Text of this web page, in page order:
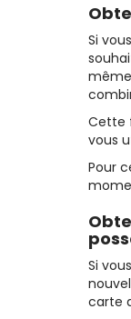
Si
même
Cette
vous
Pour
Si
carte